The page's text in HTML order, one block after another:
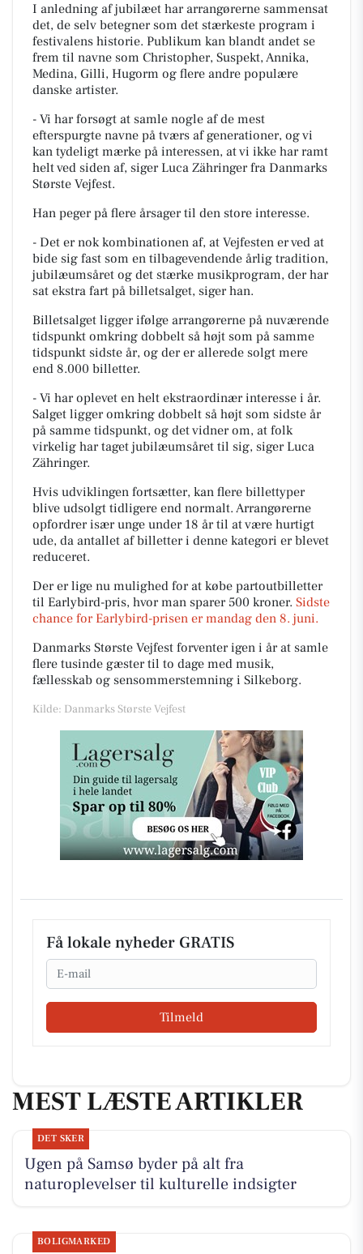
I anledning af jubilæet har arrangørerne sammensat
det, de selv betegner som det stærkeste program i
festivalens historie. Publikum kan blandt andet se
frem til navne som Christopher, Suspekt, Annika,
Medina, Gilli, Hugorm og flere andre populære
danske artister.
- Vi har forsøgt at samle nogle af de mest
efterspurgte navne på tværs af generationer, og vi
kan tydeligt mærke på interessen, at vi ikke har ramt
helt ved siden af, siger Luca Zähringer fra Danmarks
Største Vejfest.
Han peger på flere årsager til den store interesse.
- Det er nok kombinationen af, at Vejfesten er ved at
bide sig fast som en tilbagevendende årlig tradition,
jubilæumsåret og det stærke musikprogram, der har
sat ekstra fart på billetsalget, siger han.
Billetsalget ligger ifølge arrangørerne på nuværende
tidspunkt omkring dobbelt så højt som på samme
tidspunkt sidste år, og der er allerede solgt mere
end 8.000 billetter.
- Vi har oplevet en helt ekstraordinær interesse i år.
Salget ligger omkring dobbelt så højt som sidste år
på samme tidspunkt, og det vidner om, at folk
virkelig har taget jubilæumsåret til sig, siger Luca
Zähringer.
Hvis udviklingen fortsætter, kan flere billettyper
blive udsolgt tidligere end normalt. Arrangørerne
opfordrer især unge under 18 år til at være hurtigt
ude, da antallet af billetter i denne kategori er blevet
reduceret.
Der er lige nu mulighed for at købe partoutbilletter
til Earlybird-pris, hvor man sparer 500 kroner. Sidste
chance for Earlybird-prisen er mandag den 8. juni.
Danmarks Største Vejfest forventer igen i år at samle
flere tusinde gæster til to dage med musik,
fællesskab og sensommerstemning i Silkeborg.
Kilde: Danmarks Største Vejfest
Få lokale nyheder GRATIS
Email
Tilmeld
MEST LÆSTE ARTIKLER
DET SKER
Ugen på Samsø byder på alt fra
naturoplevelser til kulturelle indsigter
BOLIGMARKED